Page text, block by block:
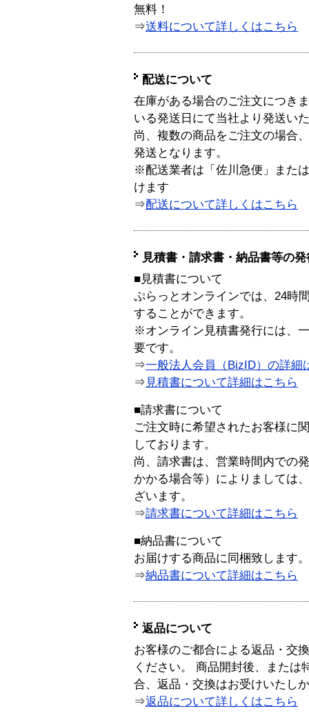
無料！
⇒送料について詳しくはこちら
配送について
在庫がある場合のご注文につき
いる発送日にて当社より発送い
尚、複数の商品をご注文の場合
発送となります。
※配送業者は「佐川急便」また
けます
⇒配送について詳しくはこちら
見積書・請求書・納品書等の
■見積書について
ぷらっとオンラインでは、24時
することができます。
※オンライン見積書発行には、
要です。
⇒一般法人会員（BizID）の詳細
⇒ 見積書について詳細はこちら
■請求書について
ご注文時に希望されたお客様に
しております。
尚、請求書は、営業時間内での
かかる場合等）によりましては
ざいます。
⇒請求書について詳細はこちら
■納品書について
お届けする商品に同梱致します。
⇒納品書について詳細はこちら
返品について
お客様のご都合による返品・交
ください。 商品開封後、または
合、返品・交換はお受けいたし
⇒返品について詳しくはこちら